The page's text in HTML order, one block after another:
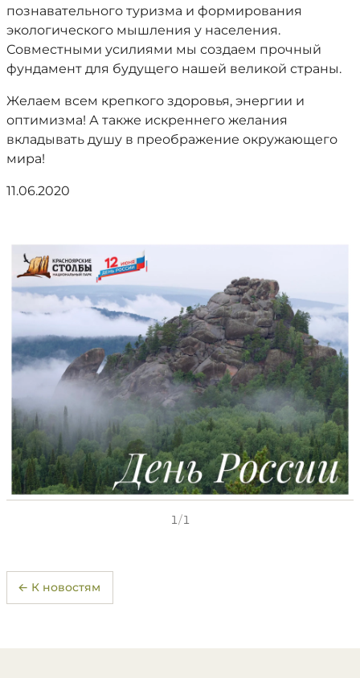
познавательного туризма и формирования
экологического мышления у населения.
Совместными усилиями мы создаем прочный
фундамент для будущего нашей великой страны.
Желаем всем крепкого здоровья, энергии и
оптимизма! А также искреннего желания
вкладывать душу в преображение окружающего
мира!
11.06.2020
1/1
← К новостям